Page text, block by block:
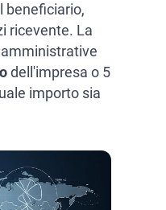
beneficiario,
ricevente. La
dell'impresa o 5
importo sia